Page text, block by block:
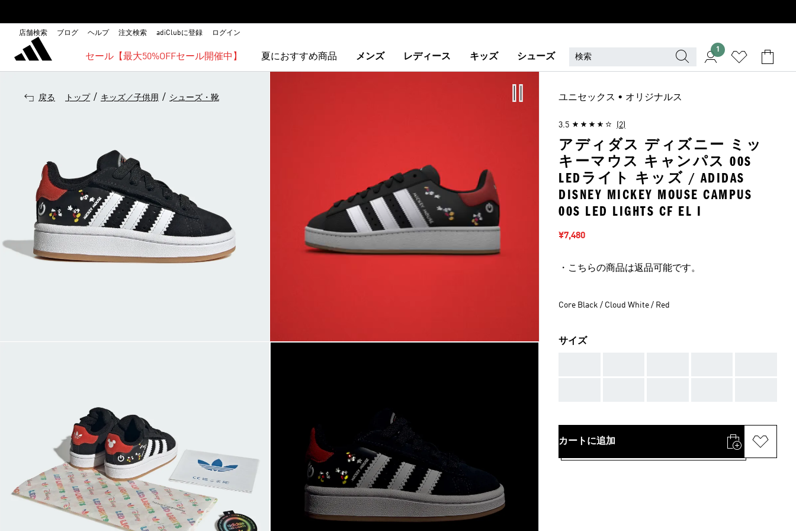
店舗検索 ブログ ヘルプ 注文検索 adiClubに登録 ログイン
セール【最大50%OFFセール開催中】 夏におすすめ商品 メンズ レディース キッズ シューズ
1
戻る トップ / キッズ／子供用 / シューズ・靴 ユニセックス • オリジナルス
3.5 (2)
アディダス ディズニー ミッ
キーマウス キャンパス 00S
LEDライト キッズ / ADIDAS
DISNEY MICKEY MOUSE CAMPUS
00S LED LIGHTS CF EL I
セール価格
¥7,480
・こちらの商品は返品可能です。
Core Black / Cloud White / Red
サイズ
カートに追加